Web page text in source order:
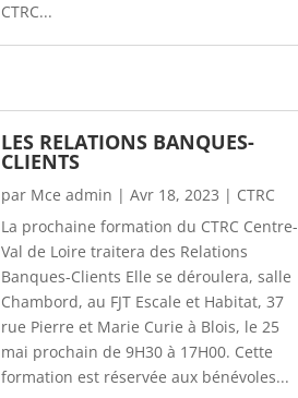
CTRC...
LES RELATIONS BANQUES-
CLIENTS
par Mce admin | Avr 18, 2023 | CTRC
La prochaine formation du CTRC Centre-
Val de Loire traitera des Relations
Banques-Clients Elle se déroulera, salle
Chambord, au FJT Escale et Habitat, 37
rue Pierre et Marie Curie à Blois, le 25
mai prochain de 9H30 à 17H00. Cette
formation est réservée aux bénévoles...